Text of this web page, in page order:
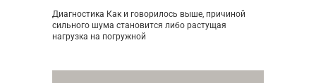
Диагностика Как и говорилось выше, причиной
сильного шума становится либо растущая
нагрузка на погружной